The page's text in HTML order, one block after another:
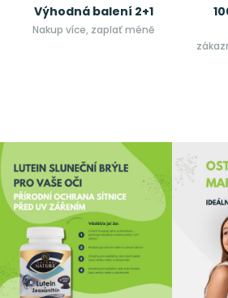
Výhodná balení 2+1
Nakup více, zaplať méně